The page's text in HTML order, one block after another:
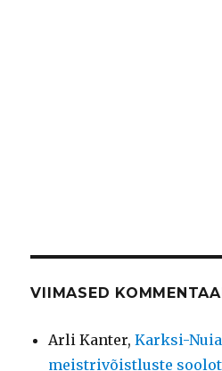
VIIMASED
Arli Kanter,Karksi-
meistrivõistluste